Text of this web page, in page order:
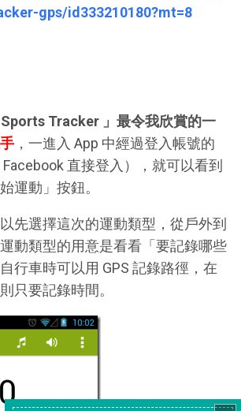
gps/id333210180?mt=8
Sports Tracker 」最令我欣賞的一
，一進入 App 中經過登入帳號的
直接登入），就可以看到
運動」按鈕。
先選擇這次的運動類型，從戶外到
動類型的用意是看看「要記錄哪些
行車時可以用 GPS 記錄路徑，在
只要記錄時間。